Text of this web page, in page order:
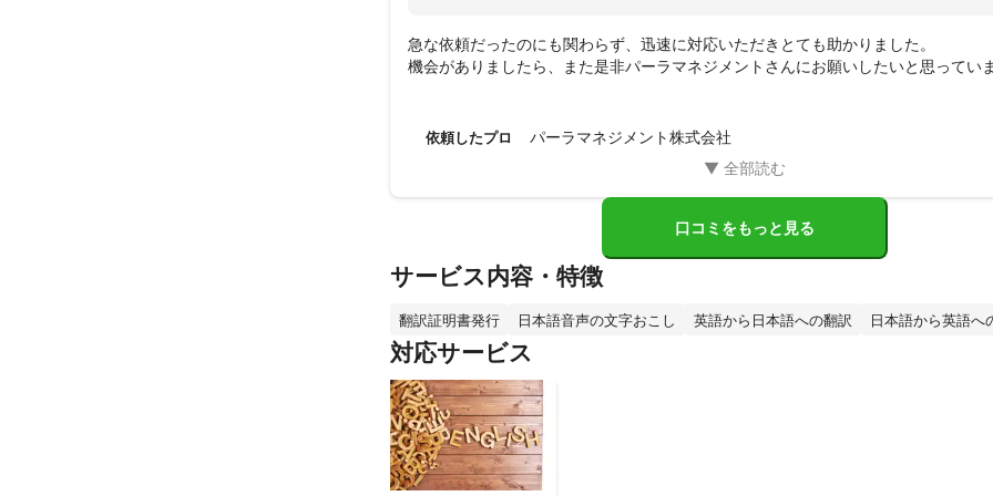
急な依頼だったのにも関わらず、迅速に対応いただきとても助かりました。
機会がありましたら、また是非パーラマネジメントさんにお願いしたいと思っていま
依頼したプロ パーラマネジメント株式会社
口コミをもっと見る
サービス内容・特徴
翻訳証明書発行 日本語音声の文字おこし 英語から日本語への翻訳 日本語から英語へ
対応サービス